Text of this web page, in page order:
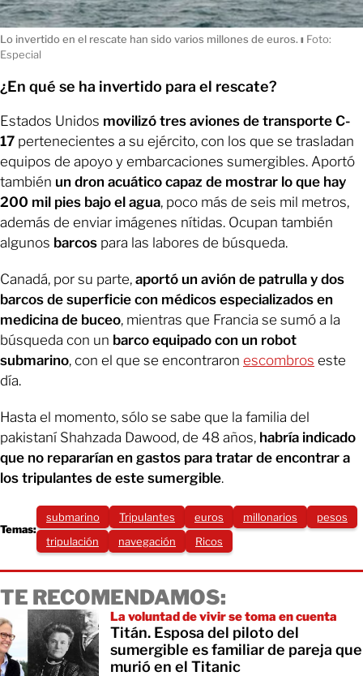
Lo invertido en el rescate han sido varios millones de euros. ı Foto:
Especial
¿En qué se ha invertido para el rescate?
Estados Unidos movilizó tres aviones de transporte C-
17 pertenecientes a su ejército, con los que se trasladan
equipos de apoyo y embarcaciones sumergibles. Aportó
también un dron acuático capaz de mostrar lo que hay
200 mil pies bajo el agua, poco más de seis mil metros,
además de enviar imágenes nítidas. Ocupan también
algunos barcos para las labores de búsqueda.
Canadá, por su parte, aportó un avión de patrulla y dos
barcos de superficie con médicos especializados en
medicina de buceo, mientras que Francia se sumó a la
búsqueda con un barco equipado con un robot
submarino, con el que se encontraron escombros este
día.
Hasta el momento, sólo se sabe que la familia del
pakistaní Shahzada Dawood, de 48 años, habría indicado
que no repararían en gastos para tratar de encontrar a
los tripulantes de este sumergible.
Temas:
submarino Tripulantes euros millonarios
pesos
tripulación
navegación Ricos
TE RECOMENDAMOS:
La voluntad de vivir se toma en cuenta
Titán. Esposa del piloto del
sumergible es familiar de pareja que
murió en el Titanic